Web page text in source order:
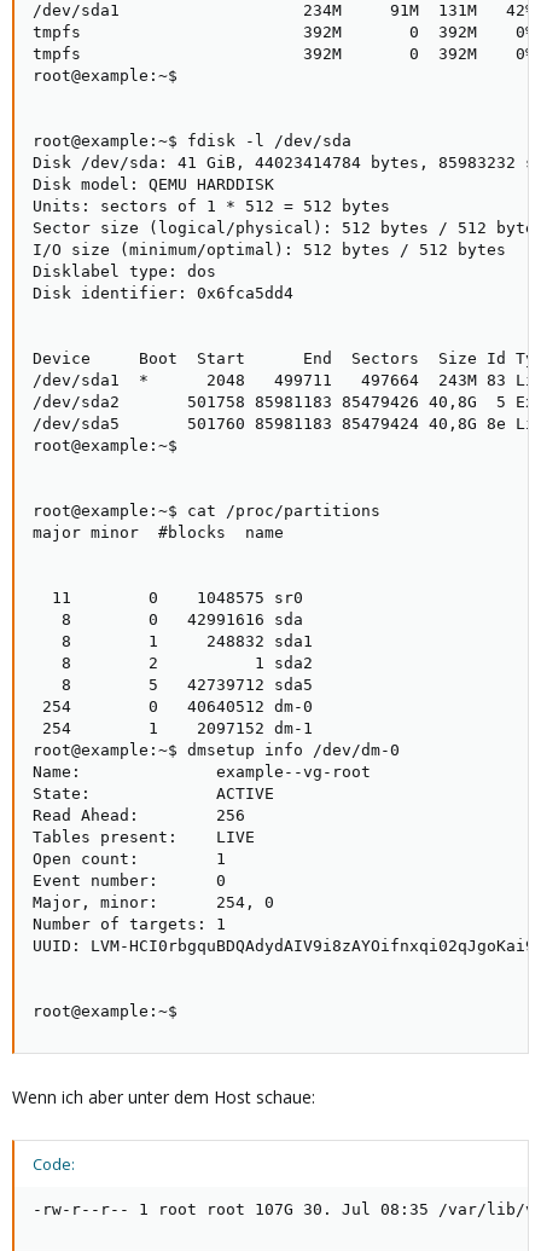
/dev/sda1                   234M     91M  131M   42%
tmpfs                       392M       0  392M    0% /
tmpfs                       392M       0  392M    0% /
root@example:~$
root@example:~$ fdisk -l /dev/sda
Disk /dev/sda: 41 GiB, 44023414784 bytes, 85983232
Disk model: QEMU HARDDISK
Units: sectors of 1 * 512 = 512 bytes
Sector size (logical/physical): 512 bytes / 512
I/O size (minimum/optimal): 512 bytes / 512 bytes
Disklabel type: dos
Disk identifier: 0x6fca5dd4
Device     Boot  Start      End  Sectors  Size Id
/dev/sda1  *      2048   499711   497664  243M 83
/dev/sda2       501758 85981183 85479426 40,8G  5
/dev/sda5       501760 85981183 85479424 40,8G 8e
root@example:~$
root@example:~$ cat /proc/partitions
major minor  #blocks  name
  11        0    1048575 sr0
   8        0   42991616 sda
   8        1     248832 sda1
   8        2          1 sda2
   8        5   42739712 sda5
254        0   40640512 dm-0
254        1    2097152 dm-1
root@example:~$ dmsetup info /dev/dm-0
Name:              example--vg-root
State:             ACTIVE
Read Ahead:        256
Tables present:    LIVE
Open count:        1
Event number:      0
Major, minor:      254, 0
Number of targets: 1
UUID: LVM-
root@example:~$
Wenn ich aber unter dem Host schaue:
Code:
-rw-r--r-- 1 root root 107G 30. Jul 08:35 /var/lib/vz/